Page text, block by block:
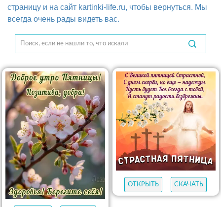
страницу и на сайт kartinki-life.ru, чтобы вернуться. Мы
всегда очень рады видеть вас.
ОТКРЫТЬ СКАЧАТЬ